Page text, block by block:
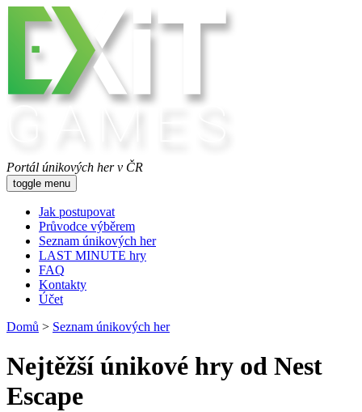
Portál únikových her v ČR
toggle menu
Jak postupovat
Průvodce výběrem
Seznam únikových her
LAST MINUTE hry
FAQ
Kontakty
Účet
Domů > Seznam únikových her
Nejtěžší únikové hry od Nest
Escape